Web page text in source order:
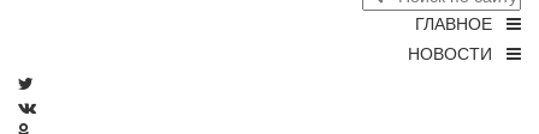
ГЛАВНОЕ
НОВОСТИ